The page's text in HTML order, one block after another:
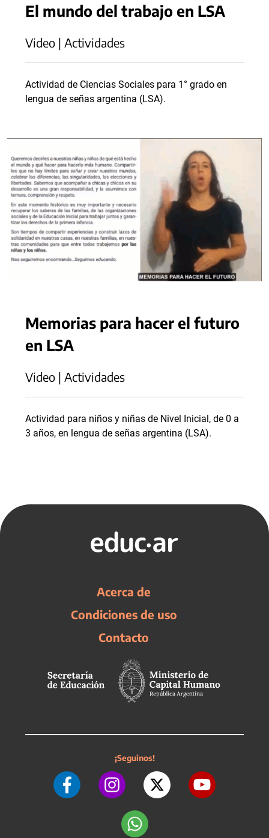
El mundo del trabajo en LSA
Video | Actividades
Actividad de Ciencias Sociales para 1° grado en
lengua de señas argentina (LSA).
Memorias para hacer el futuro
en LSA
Video | Actividades
Actividad para niños y niñas de Nivel Inicial, de 0 a
3 años, en lengua de señas argentina (LSA).
Acerca de
Condiciones de uso
Contacto
¡Seguinos!